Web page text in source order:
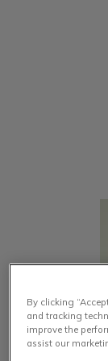
By clicking
and tracking
improve the
assist our